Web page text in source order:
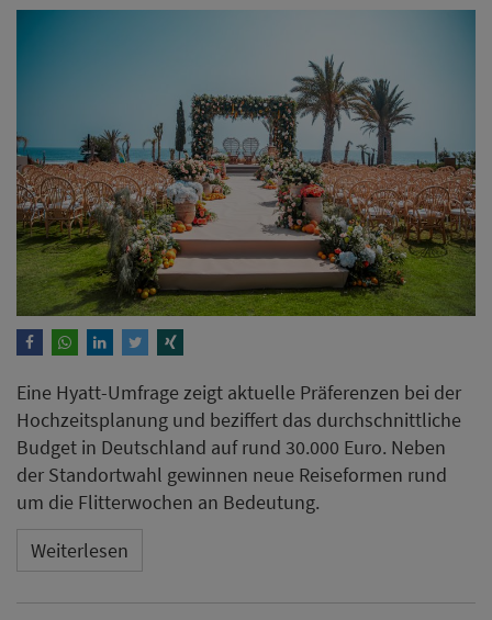
Eine Hyatt-Umfrage zeigt aktuelle Präferenzen bei der
Hochzeitsplanung und beziffert das durchschnittliche
Budget in Deutschland auf rund 30.000 Euro. Neben
der Standortwahl gewinnen neue Reiseformen rund
um die Flitterwochen an Bedeutung.
Weiterlesen